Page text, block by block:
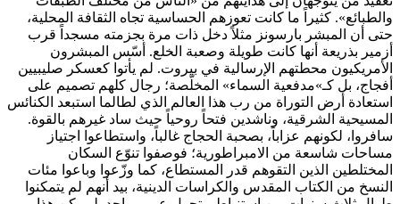
والطبائع». كثيراً ما كانت تعوزهم الحساسية تجاه الثقافة المحلية،
حتى أن المبشر بارسونز مثلاً دخل ذات مرة بجزمته مسجداً قرب
أزمير بذريعة أنها كانت طويلة وصعبة الخلع. أسّس المبشرون
الأمريكيون محطتهم الإرسالية في بيروت. لم يأتوا كعسكر صليبيين
أفجاج، بل كـ»مدفعية السماء» المخلّصة؛ رجال كلهم تصميم على
استعادة أرض التوراة من رب هذا العالم الذي لطالما استبعد الكنائس
المسيحية الشرقية، وناشدين فتحاً روحياً حيث ساد غيرهم بالقوة.
سافروا، لكونهم عزاباً، بصحبة الحجاج غالباً، واستطاعوا اجتياز
مساحات شاسعة من الامبراطورية؛ فوصفوا تنوّع السكان
المختلطين الذين التقوهم قدر المستطاع، كما وزّعوا وباعوا مئات
النسخ من الكتاب المقدس والكراسات الدينية، بيد أنهم لم يتمكنوا